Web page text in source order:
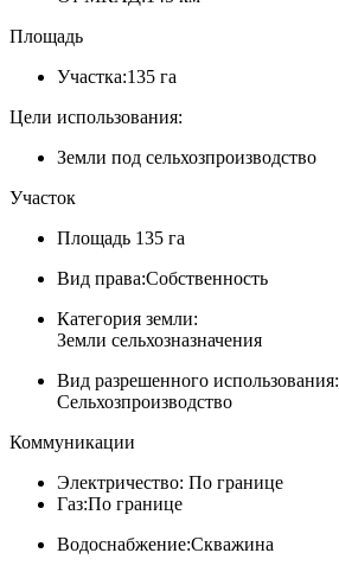
Площадь
Участка:135 га
Цели использования:
Земли под сельхозпроизводство
Участок
Площадь 135 га
Вид права:Собственность
Категория земли:
Земли сельхозназначения
Вид разрешенного использования:
Сельхозпроизводство
Коммуникации
Электричество: По границе
Газ:По границе
Водоснабжение:Скважина